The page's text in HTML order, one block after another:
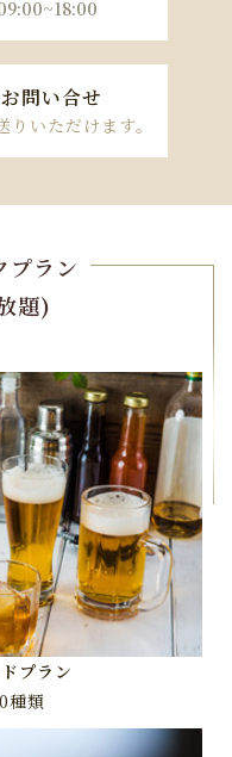
問い合せ
いただけます。
プラン
題)
プラン
種類